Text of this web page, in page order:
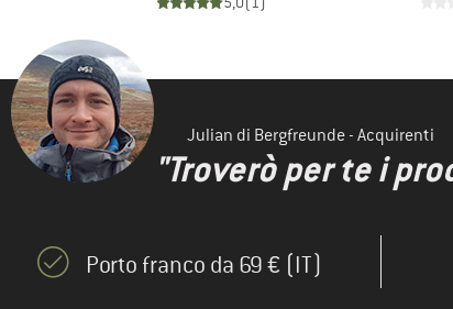
Julian di Bergfreunde - Acquirenti
"Troverò per te i
Porto franco da 69 € (IT)